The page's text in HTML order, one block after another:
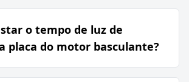
o tempo de luz de
placa do motor basculante?